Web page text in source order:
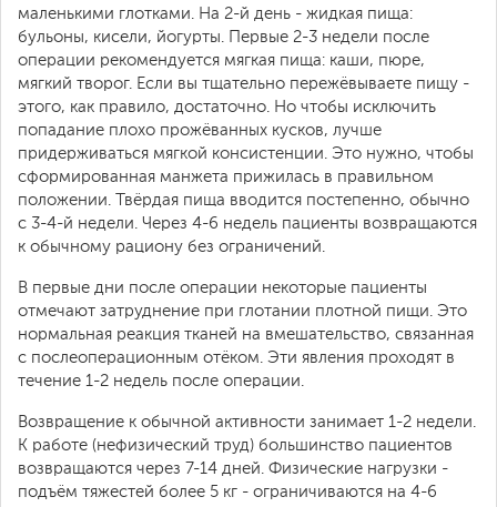
маленькими глотками. На 2-й день - жидкая пища:
бульоны, кисели, йогурты. Первые 2-3 недели после
операции рекомендуется мягкая пища: каши, пюре,
мягкий творог. Если вы тщательно пережёвываете пищу -
этого, как правило, достаточно. Но чтобы исключить
попадание плохо прожёванных кусков, лучше
придерживаться мягкой консистенции. Это нужно, чтобы
сформированная манжета прижилась в правильном
положении. Твёрдая пища вводится постепенно, обычно
с 3-4-й недели. Через 4-6 недель пациенты возвращаются
к обычному рациону без ограничений.
В первые дни после операции некоторые пациенты
отмечают затруднение при глотании плотной пищи. Это
нормальная реакция тканей на вмешательство, связанная
с послеоперационным отёком. Эти явления проходят в
течение 1-2 недель после операции.
Возвращение к обычной активности занимает 1-2 недели.
К работе (нефизический труд) большинство пациентов
возвращаются через 7-14 дней. Физические нагрузки -
подъём тяжестей более 5 кг - ограничиваются на 4-6